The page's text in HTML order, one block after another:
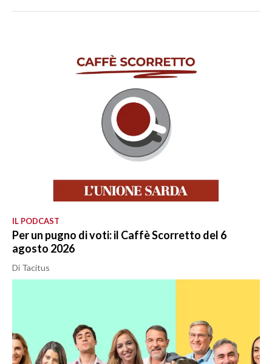
IL PODCAST
Per un pugno di voti: il Caffè Scorretto del 6
agosto 2026
Di Tacitus